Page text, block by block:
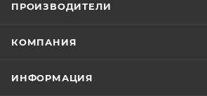
ПРОИЗВОДИТЕЛИ
КОМПАНИЯ
ИНФОРМАЦИЯ